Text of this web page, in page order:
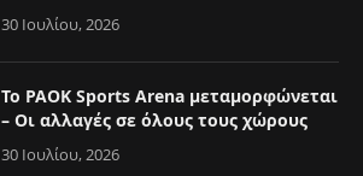
30 Ιουλίου, 2026
Το PAOK Sports Arena μεταμορφώνεται
– Οι αλλαγές σε όλους τους χώρους
30 Ιουλίου, 2026